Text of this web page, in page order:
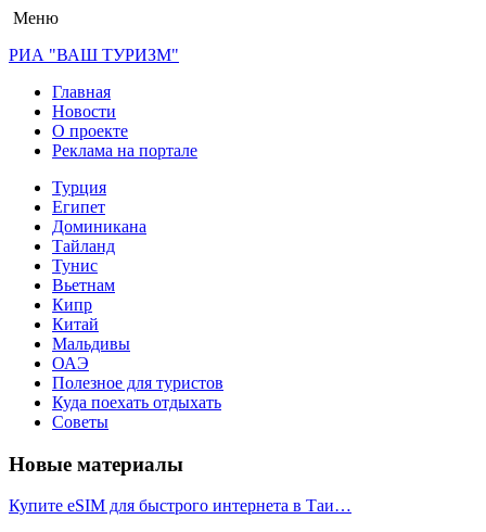
Меню
РИА "ВАШ ТУРИЗМ"
Главная
Новости
О проекте
Реклама на портале
Турция
Египет
Доминикана
Тайланд
Тунис
Вьетнам
Кипр
Китай
Мальдивы
ОАЭ
Полезное для туристов
Куда поехать отдыхать
Советы
Новые материалы
Купите eSIM для быстрого интернета в Таи…